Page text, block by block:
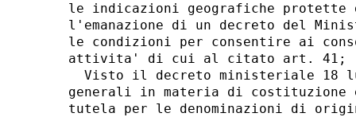
le indicazioni geografiche protette
l'emanazione di un decreto del
le condizioni per consentire ai
attivita' di cui al citato art. 41;
Visto il decreto ministeriale 18
generali in materia di costituzione
tutela per le denominazioni di